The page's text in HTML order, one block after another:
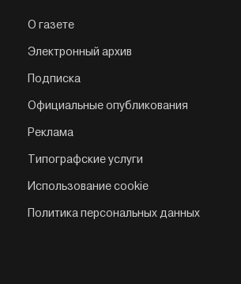
О газете
Электронный архив
Подписка
Официальные опубликования
Реклама
Типографские услуги
Использование cookie
Политика персональных данных